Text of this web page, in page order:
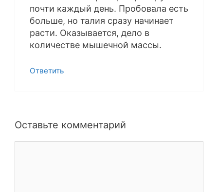
почти каждый день. Пробовала есть
больше, но талия сразу начинает
расти. Оказывается, дело в
количестве мышечной массы.
Ответить
Оставьте комментарий